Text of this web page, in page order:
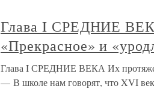
Глава I СРЕДНИЕ
«Прекрасное» и
Глава I СРЕДНИЕ ВЕКА Их
— В школе нам говорят, что XVI